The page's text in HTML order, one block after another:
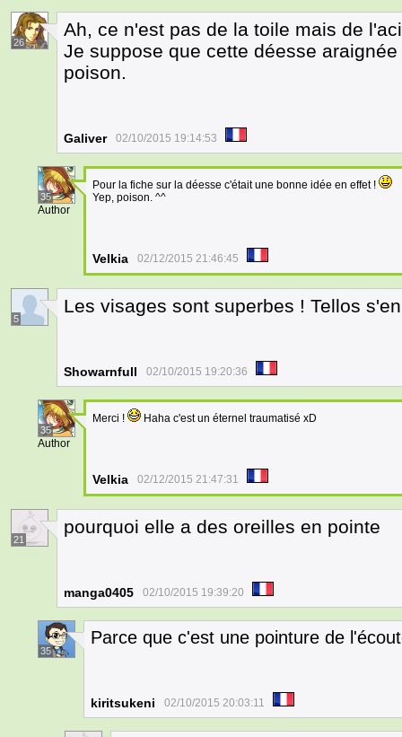
26
Ah, ce n'est pas de la toile mais de
Je suppose que cette déesse
poison.
Galiver 02/10/2015 19:14:53
35
Author
Pour la fiche sur la déesse c'était une bonne idée en effet !
Yep, poison. ^^
Velkia 02/12/2015 21:46:45
5
Les visages sont superbes ! Tellos
Showarnfull 02/10/2015 19:20:36
35
Author
Merci ! Haha c'est un éternel traumatisé xD
Velkia 02/12/2015 21:47:31
21
pourquoi elle a des oreilles en pointe
manga0405 02/10/2015 19:39:20
35
Parce que c'est une pointure de
kiritsukeni 02/10/2015 20:03:11